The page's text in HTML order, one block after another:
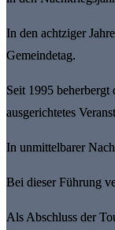
In den achtziger
Gemeindetag.
Seit 1995
ausgerichtetes
In unmittelbarer
Bei dieser Führung
Als Abschluss der